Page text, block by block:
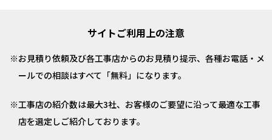
サイトご利用上の注意
お見積り依頼及び各工事店からのお見積り提示、各種お電話・メ
ールでの相談はすべて「無料」になります。
工事店の紹介数は最大3社、お客様のご要望に沿って最適な工事
店を選定しご紹介しております。